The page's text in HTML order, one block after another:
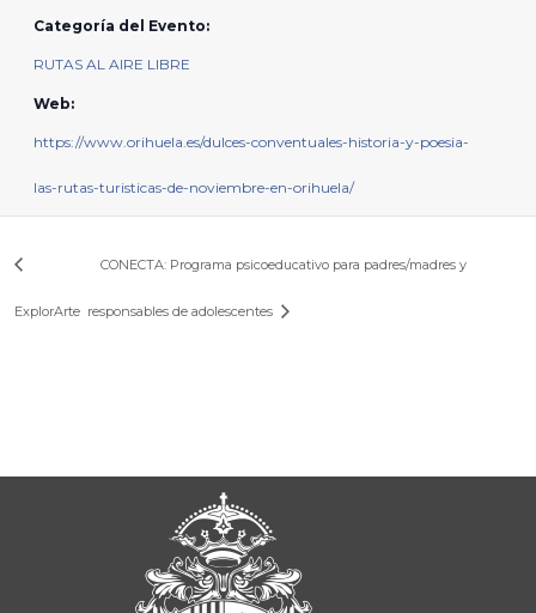
Categoría del Evento:
RUTAS AL AIRE LIBRE
Web:
https://www.orihuela.es/dulces-conventuales-historia-y-poesia-
las-rutas-turisticas-de-noviembre-en-orihuela/
ExplorArte
CONECTA: Programa psicoeducativo para padres/madres y
responsables de adolescentes